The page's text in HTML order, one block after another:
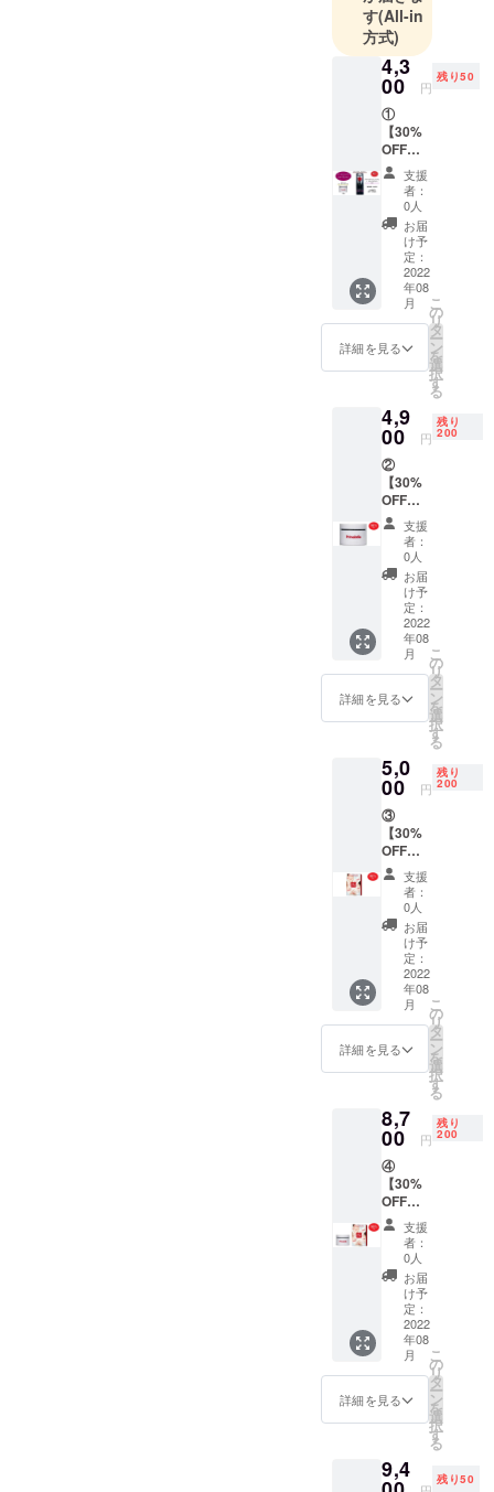
す(All-in
方式)
4,3
00 円
残り50
①
【30%
OFF】
プリマ
ベラ
オール
インワ
ンゲル
＋プリ
ザーブ
ドフラ
ワーを
お届け
しま
す。
【★プ
ラオー
ルイン
ワンゲ
ル★】
内容
量：
50g
31種類
の培養
液成分
配合
【★バ
ラのプ
リザー
ブドフ
ラワー
★】葉
ドフラ
ワーに
なって
いま
す。通
常は１
年ほど
保存で
きま
す。良
好な環
境下の
場合、
５年以
上持つ
と言わ
れてい
支援
者：
0人
お届
け予
定：
2022
年08
月
詳細を見る
こ
の
リ
タ
ー
ン
を
選
択
す
る
4,9
00 円
残り
200
②
【30%
OFF】
オール
インワ
ンゲル
とフェ
イス
パック
の２点
セット
【★プ
リマベ
ラオー
ルイン
ワンゲ
容量：
50g【★
フェイ
スパッ
ク2枚】
内容
量：
フェイ
ス2枚
(各々
27ml)
支援
者：
0人
お届
け予
定：
2022
年08
月
詳細を見る
こ
の
リ
タ
ー
ン
を
選
択
す
る
5,0
00 円
残り
200
③
【30%
OFF】
プリマ
ベラ
パック
シート
にフェ
イス
パック1
枚増量
【★プ
リマベ
ラパッ
クシー
ト、
スパッ
クを1枚
増量】
内容
量：
フェイ
ス2枚
(各々
27ml)、
腕・ひ
じ用2枚
(80ml)
、脚・
ひざ用2
(80ml)
、デコ
背中用1
(95ml)
（たっ
支援
者：
0人
お届
け予
定：
2022
年08
月
詳細を見る
こ
の
リ
タ
ー
ン
を
選
択
す
る
8,7
00 円
残り
200
④
【30%
OFF】
プリマ
ベラ
オール
インワ
ンゲル
とプリ
マベラ
パック
シート
（1枚増
量）の
２点
セット
リマベ
ラオー
支援
者：
0人
お届
け予
定：
2022
年08
月
詳細を見る
こ
の
リ
タ
ー
ン
を
選
択
す
る
9,4 残り50